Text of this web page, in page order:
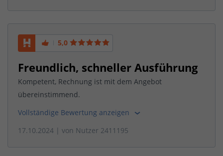
5,0
Freundlich, schneller Ausführung
Kompetent, Rechnung ist mit dem Angebot
übereinstimmend.
Vollständige Bewertung anzeigen
17.10.2024 | von Nutzer 2411195